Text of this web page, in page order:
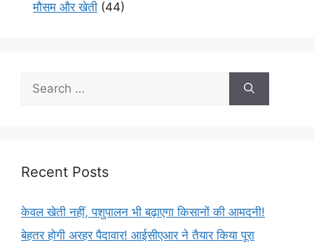
मौसम और खेती (44)
Recent Posts
केवल खेती नहीं, पशुपालन भी बढ़ाएगा किसानों की आमदनी!
बेहतर होगी अरहर पैदावार! आईसीएआर ने तैयार किया पूरा